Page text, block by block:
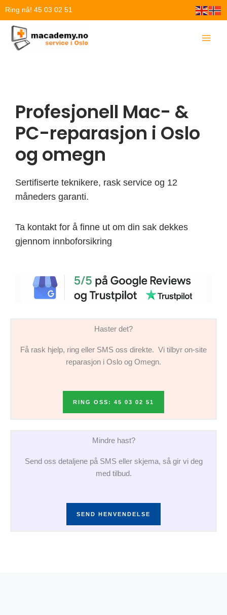
Hopp
innholdet
Ring nå! 45 03 02 51
Profesjonell Mac- &
PC-reparasjon i Oslo
og omegn
Sertifiserte teknikere, rask service og 12
måneders garanti.
Ta kontakt for å finne ut om din sak dekkes
gjennom innboforsikring
Haster det?
Få rask hjelp, ring eller SMS oss direkte. Vi tilbyr on-site
reparasjon i Oslo og Omegn.
RING OSS: 45 03 02 51
Mindre hast?
Send oss detaljene på SMS eller skjema, så gir vi deg
med tilbud.
SEND HENVENDELSE